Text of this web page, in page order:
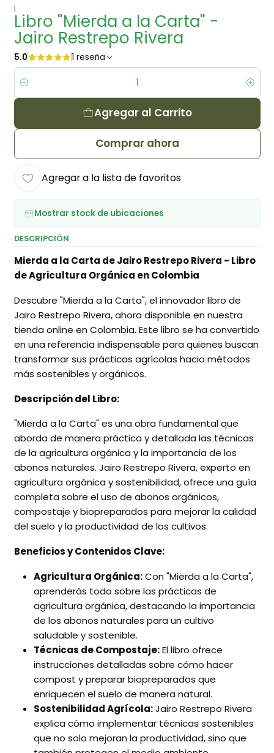
|
Libro "Mierda a la Carta" -
Jairo Restrepo Rivera
5.0 1 reseña
Cantidad
Agregar al Carrito
Comprar ahora
Agregar a la lista de favoritos
Mostrar stock de ubicaciones
DESCRIPCIÓN
Mierda a la Carta de Jairo Restrepo Rivera - Libro
de Agricultura Orgánica en Colombia
Descubre "Mierda a la Carta", el innovador libro de
Jairo Restrepo Rivera, ahora disponible en nuestra
tienda online en Colombia. Este libro se ha convertido
en una referencia indispensable para quienes buscan
transformar sus prácticas agrícolas hacia métodos
más sostenibles y orgánicos.
Descripción del Libro:
"Mierda a la Carta" es una obra fundamental que
aborda de manera práctica y detallada las técnicas
de la agricultura orgánica y la importancia de los
abonos naturales. Jairo Restrepo Rivera, experto en
agricultura orgánica y sostenibilidad, ofrece una guía
completa sobre el uso de abonos orgánicos,
compostaje y biopreparados para mejorar la calidad
del suelo y la productividad de los cultivos.
Beneficios y Contenidos Clave:
Agricultura Orgánica:Con "Mierda a la Carta",
aprenderás todo sobre las prácticas de
agricultura orgánica, destacando la importancia
de los abonos naturales para un cultivo
saludable y sostenible.
Técnicas de Compostaje:El libro ofrece
instrucciones detalladas sobre cómo hacer
compost y preparar biopreparados que
enriquecen el suelo de manera natural.
Sostenibilidad Agrícola:Jairo Restrepo Rivera
explica cómo implementar técnicas sostenibles
que no solo mejoran la productividad, sino que